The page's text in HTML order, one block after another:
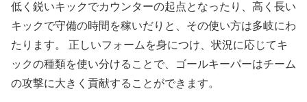
低く鋭いキックでカウンターの起点となったり、高く長い
キックで守備の時間を稼いだりと、その使い方は多岐にわ
たります。 正しいフォームを身につけ、状況に応じてキ
ックの種類を使い分けることで、ゴールキーパーはチーム
の攻撃に大きく貢献することができます。